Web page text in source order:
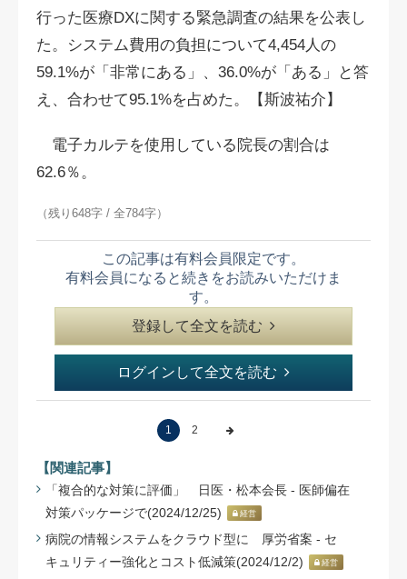
行った医療DXに関する緊急調査の結果を公表し
た。システム費用の負担について4,454人の
59.1%が「非常にある」、36.0%が「ある」と答
え、合わせて95.1%を占めた。【斯波祐介】
電子カルテを使用している院長の割合は
62.6％。
（残り648字 / 全784字）
この記事は有料会員限定です。
有料会員になると続きをお読みいただけま
す。
登録して全文を読む
ログインして全文を読む
1 2
【関連記事】
「複合的な対策に評価」 日医・松本会長 - 医師偏在
対策パッケージで(2024/12/25)
経営
病院の情報システムをクラウド型に 厚労省案 - セ
キュリティー強化とコスト低減策(2024/12/2)
経営